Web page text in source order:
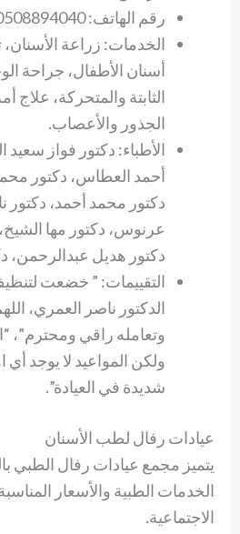
رقم الهاتف: 0508894040
الخدمات: زراعة
أسنان الأطفال، جراحة
الثابتة والمتحركة، علاج
الجذور والأعصاب.
الأطباء: دكتور فواز
أحمد العطاس، دكتور
دكتور محمد أحمد، دكتور
عرنوس، دكتور مها
دكتور هديل عبدالرحمن،
التقييمات: ” خضعت
الدكتور ناصر العمري،
وتعامله راقي ومحترم”،
ولكن المواعيد لا يوجد أي
شديدة في العيادة”.
عيادات رفال لطب الأسنان
يتميز مجمع عيادات رفال الطبي
الخدمات الطبية والأسعار
الاجتماعية.